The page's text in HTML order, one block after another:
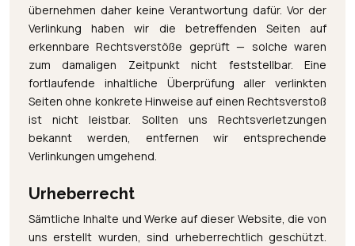
übernehmen daher keine Verantwortung dafür. Vor der
Verlinkung haben wir die betreffenden Seiten auf
erkennbare Rechtsverstöße geprüft — solche waren
zum damaligen Zeitpunkt nicht feststellbar. Eine
fortlaufende inhaltliche Überprüfung aller verlinkten
Seiten ohne konkrete Hinweise auf einen Rechtsverstoß
ist nicht leistbar. Sollten uns Rechtsverletzungen
bekannt werden, entfernen wir entsprechende
Verlinkungen umgehend.
Urheberrecht
Sämtliche Inhalte und Werke auf dieser Website, die von
uns erstellt wurden, sind urheberrechtlich geschützt.